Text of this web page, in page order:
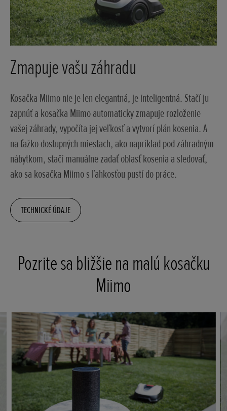
Zmapuje vašu záhradu
Kosačka Miimo nie je len elegantná, je inteligentná. Stačí ju
zapnúť a kosačka Miimo automaticky zmapuje rozloženie
vašej záhrady, vypočíta jej veľkosť a vytvorí plán kosenia. A
na ťažko dostupných miestach, ako napríklad pod záhradným
nábytkom, stačí manuálne zadať oblasť kosenia a sledovať,
ako sa kosačka Miimo s ľahkosťou pustí do práce.
TECHNICKÉ ÚDAJE
Pozrite sa bližšie na malú kosačku
Miimo